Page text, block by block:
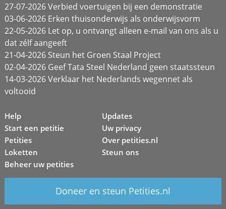
27-07-2026 Verbied voertuigen bij een demonstratie
03-06-2026 Erken thuisonderwijs als onderwijsvorm
22-05-2026 Let op, u ontvangt alleen e-mail van ons als u
dat zélf aangeeft
21-04-2026 Steun het Groen Staal Project
02-04-2026 Geef Tata Steel Nederland geen staatssteun
14-03-2026 Verklaar het Nederlands wegennet als
voltooid
Help
Start een petitie
Petities
Loketten
Beheer uw petities
Updates
Uw privacy
Over petities.nl
Steun ons
Doneer en steun Petities.nl